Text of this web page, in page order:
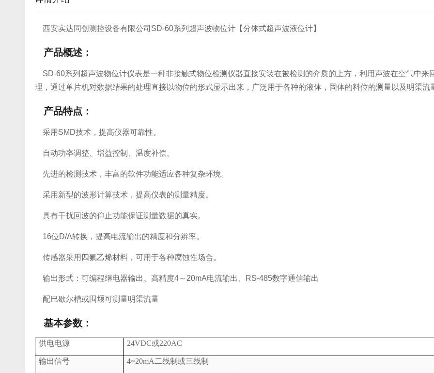
西安实达同创测控设备有限公司SD-60系列超声波物位计【分体式超声波液位计】
产品概述：
SD-60系列超声波物位计仪表是一种非接触式物位检测仪器直接安装在被检测的介质的上方，利用声波在空气中来
理，通过单片机对数据结果的处理直接以物位的形式显示出来，广泛用于各种的液体，固体的料位的测量以及明渠流
产品特点：
采用SMD技术，提高仪器可靠性。
自动功率调整、增益控制、温度补偿。
先进的检测技术，丰富的软件功能适应各种复杂环境。
采用新型的波形计算技术，提高仪表的测量精度。
具有干扰回波的仰止功能保证测量数据的真实。
16位D/A转换，提高电流输出的精度和分辨率。
传感器采用四氟乙烯材料，可用于各种腐蚀性场合。
输出形式：可编程继电器输出、高精度4～20mA电流输出、RS-485数字通信输出
配巴歇尔槽或围堰可测量明渠流量
基本参数：
供电电源 24VDC或220AC
输出信号 4~20mA二线制或三线制